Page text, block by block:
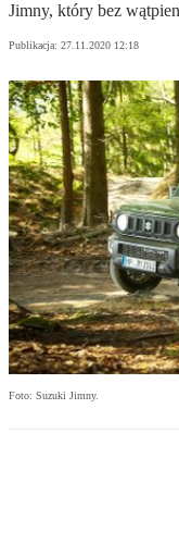
Jimny, który bez
Publikacja: 27.11.2020 12:18
Foto: Suzuki Jimny.